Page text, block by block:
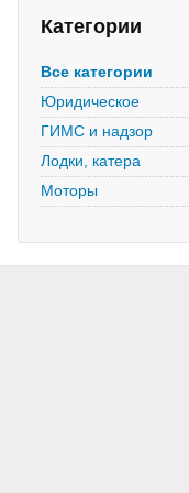
Категории
Все категории
Юридическое
ГИМС и надзор
Лодки, катера
Моторы